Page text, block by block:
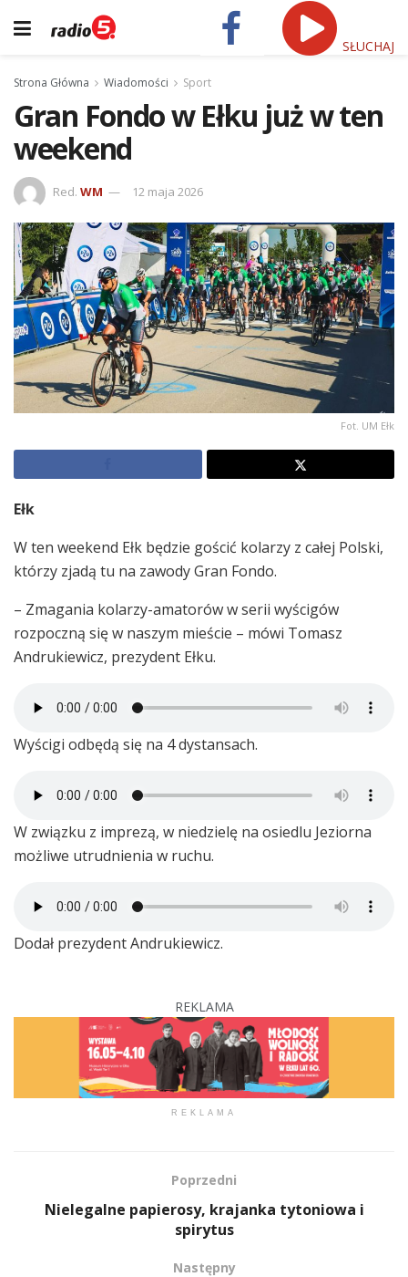
SŁUCHAJ
Strona Główna Wiadomości Sport
Gran Fondo w Ełku już w ten
weekend
Red. WM 12 maja 2026
Fot. UM Ełk
Ełk
W ten weekend Ełk będzie gościć kolarzy z całej Polski,
którzy zjadą tu na zawody Gran Fondo.
– Zmagania kolarzy-amatorów w serii wyścigów
rozpoczną się w naszym mieście – mówi Tomasz
Andrukiewicz, prezydent Ełku.
Wyścigi odbędą się na 4 dystansach.
W związku z imprezą, w niedzielę na osiedlu Jeziorna
możliwe utrudnienia w ruchu.
Dodał prezydent Andrukiewicz.
REKLAMA
REKLAMA
Poprzedni
Nielegalne papierosy, krajanka tytoniowa i
spirytus
Następny